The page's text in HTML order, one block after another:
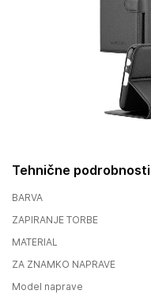
Tehnične podrobnosti
BARVA
ZAPIRANJE TORBE
MATERIAL
ZA ZNAMKO NAPRAVE
Model naprave